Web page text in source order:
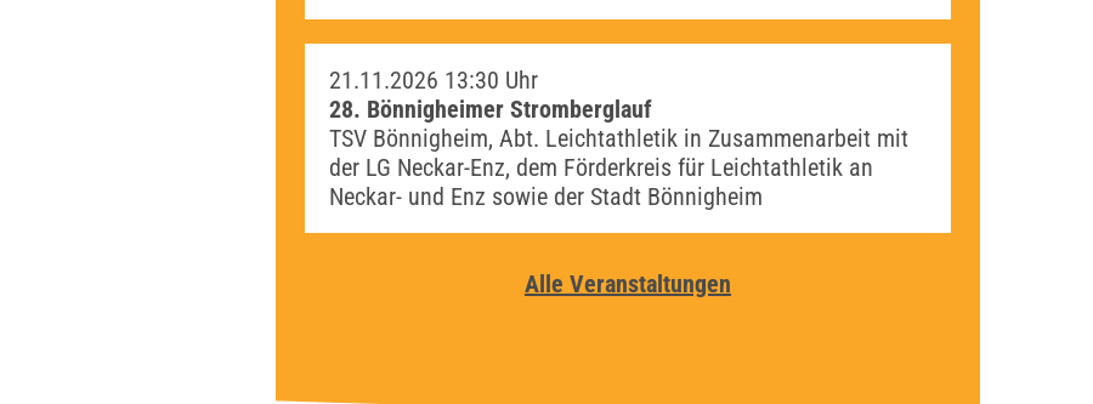
21.11.2026 13:30 Uhr
28. Bönnigheimer Stromberglauf
TSV Bönnigheim, Abt. Leichtathletik in Zusammenarbeit mit
der LG Neckar-Enz, dem Förderkreis für Leichtathletik an
Neckar- und Enz sowie der Stadt Bönnigheim
Alle Veranstaltungen